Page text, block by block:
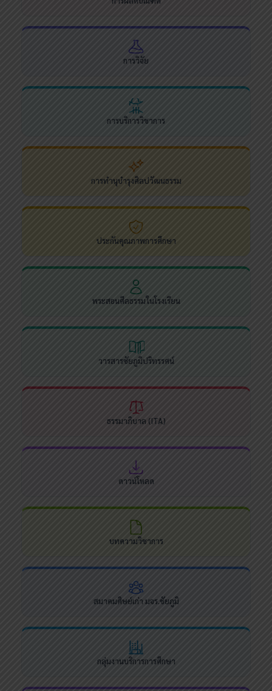
การวิจัย
การบริการวิชาการ
การทำนุบำรุงศิลปวัฒนธรรม
ประกันคุณภาพการศึกษา
พระสอนศีลธรรมในโรงเรียน
วารสารชัยภูมิปริทรรศน์
ธรรมาภิบาล (ITA)
ดาวน์โหลด
บทความวิชาการ
สมาคมศิษย์เก่า มจร.ชัยภูมิ
กลุ่มงานบริการการศึกษา